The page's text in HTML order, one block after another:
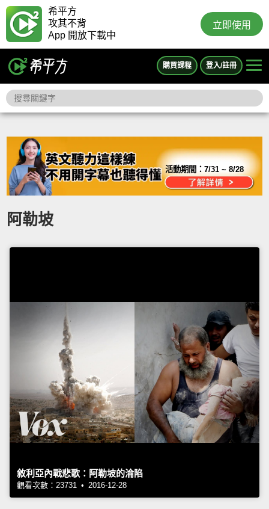
希平方
攻其不背
App 開放下載中
立即使用
購買課程 登入/註冊
活動期間：7/31 ~ 8/28
阿勒坡
敘利亞內戰悲歌：阿勒坡的淪陷
觀看次數：23731 • 2016-12-28